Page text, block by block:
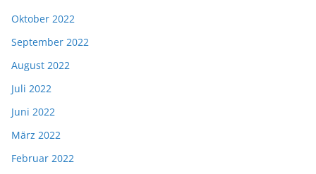
Oktober 2022
September 2022
August 2022
Juli 2022
Juni 2022
März 2022
Februar 2022